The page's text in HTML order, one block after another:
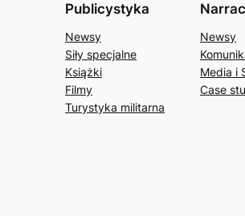
Publicystyka
Newsy
Siły specjalne
Książki
Filmy
Turystyka militarna
Newsy
Media i
Case